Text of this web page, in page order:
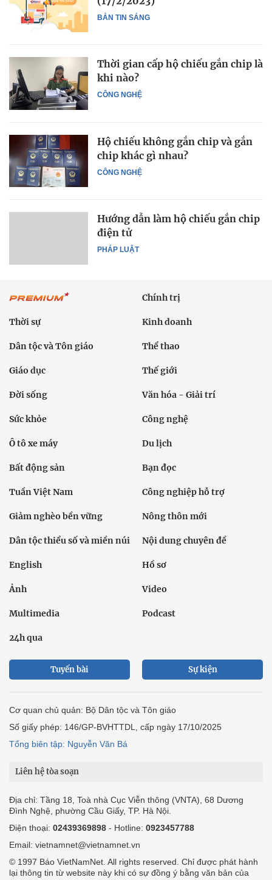
BẢN TIN SÁNG
CÔNG NGHỆ
Thời gian cấp hộ chiếu gắn chip là
khi nào?
CÔNG NGHỆ
Hộ chiếu không gắn chip và gắn
chip khác gì nhau?
PHÁP LUẬT
Hướng dẫn làm hộ chiếu gắn chip
điện tử
Chính trị
Thời sự Kinh doanh
Dân tộc và Tôn giáo Thể thao
Giáo dục Thế giới
Đời sống Văn hóa - Giải trí
Sức khỏe Công nghệ
Ô tô xe máy Du lịch
Bất động sản Bạn đọc
Tuần Việt Nam Công nghiệp hỗ trợ
Giảm nghèo bền vững Nông thôn mới
Dân tộc thiểu số và miền núi Nội dung chuyên đề
English Hồ sơ
Ảnh Video
Multimedia Podcast
24h qua
Tuyến bài Sự kiện
Cơ quan chủ quản: Bộ Dân tộc và Tôn giáo
Số giấy phép: 146/GP-BVHTTDL, cấp ngày 17/10/2025
Tổng biên tập: Nguyễn Văn Bá
Liên hệ tòa soạn
Địa chỉ: Tầng 18, Toà nhà Cục Viễn thông (VNTA), 68 Dương
Đình Nghệ, phường Cầu Giấy, TP. Hà Nội.
Điện thoại: 02439369898 - Hotline: 0923457788
Email: vietnamnet@vietnamnet.vn
© 1997 Báo VietNamNet. All rights reserved. Chỉ được phát hành
lại thông tin từ website này khi có sự đồng ý bằng văn bản của